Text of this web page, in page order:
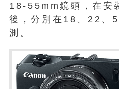
18-55mm鏡頭，在
後，分別在18、22、
測。